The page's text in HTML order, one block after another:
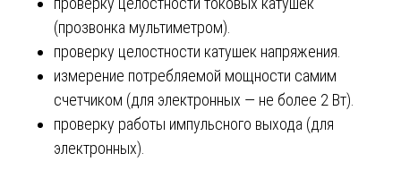
(прозвонка мультиметром).
проверку целостности катушек напряжения.
измерение потребляемой мощности самим
счетчиком (для электронных — не более 2 Вт).
проверку работы импульсного выхода (для
электронных).